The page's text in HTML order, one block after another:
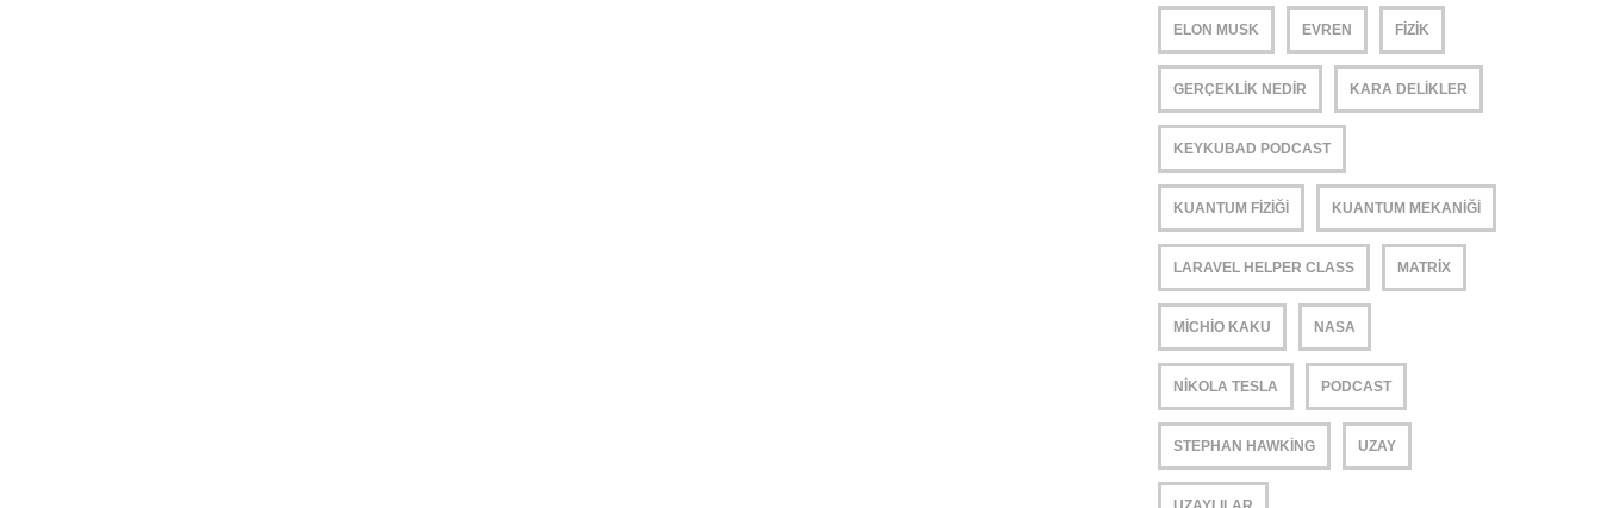
ELON MUSK EVREN FIZIK
GERÇEKLIK NEDIR KARA DELIKLER
KEYKUBAD PODCAST
KUANTUM FIZIĞI KUANTUM MEKANIĞI
LARAVEL HELPER CLASS MATRIX
MICHIO KAKU NASA
NIKOLA TESLA PODCAST
STEPHAN HAWKING UZAY